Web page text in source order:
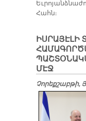
Հահն։
ԻՍՐԱՅԷԼԻ
ՄԷՋ
Չորեքշաբթի,